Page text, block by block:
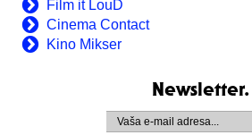
Film it LouD
Cinema Contact
Kino Mikser
Newsletter.